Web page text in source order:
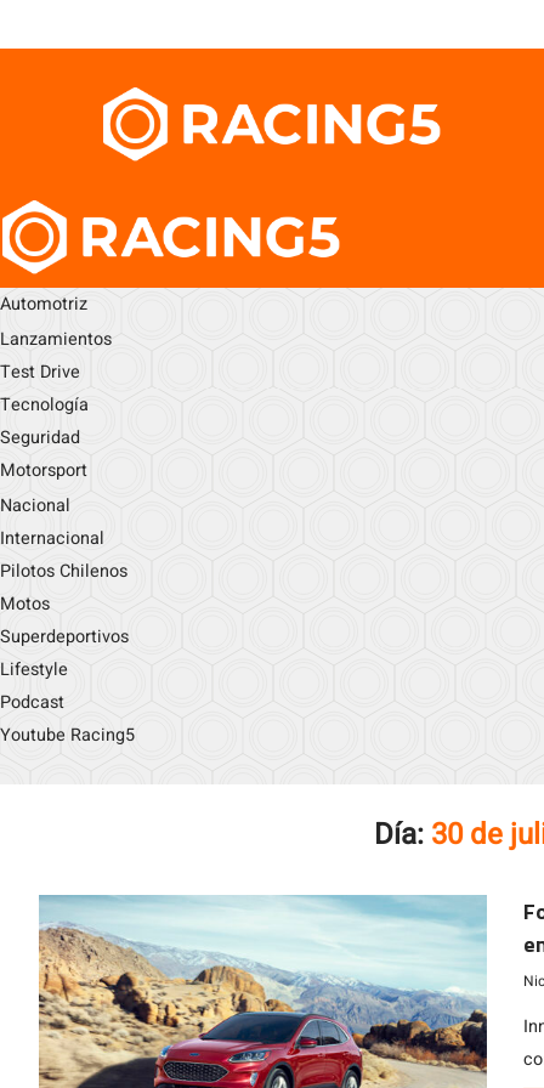
Automotriz
Lanzamientos
Test Drive
Tecnología
Seguridad
Motorsport
Nacional
Internacional
Pilotos Chilenos
Motos
Superdeportivos
Lifestyle
Podcast
Youtube Racing5
Día: 30 de